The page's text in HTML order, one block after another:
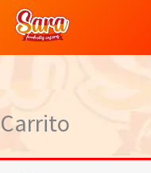
contenido
Carrito